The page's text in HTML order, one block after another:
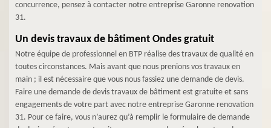
concurrence, pensez à contacter notre entreprise Garonne renovation
31.
Un devis travaux de bâtiment Ondes gratuit
Notre équipe de professionnel en BTP réalise des travaux de qualité en
toutes circonstances. Mais avant que nous prenions vos travaux en
main ; il est nécessaire que vous nous fassiez une demande de devis.
Faire une demande de devis travaux de bâtiment est gratuite et sans
engagements de votre part avec notre entreprise Garonne renovation
31. Pour ce faire, vous n’aurez qu’à remplir le formulaire de demande